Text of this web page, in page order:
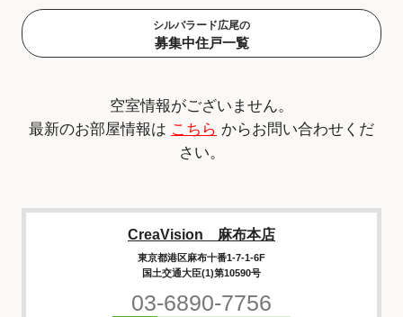
シルバラード広尾の
募集中住戸一覧
空室情報がございません。
最新のお部屋情報は こちら からお問い合わせくだ
さい。
CreaVision 麻布本店
東京都港区麻布十番1-7-1-6F
国土交通大臣(1)第10590号
03-6890-7756